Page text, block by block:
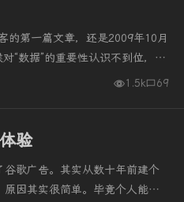
的第一篇文章，还是2009年10月
“数据”的重要性认识不到位，丢
十六年...
1.5k 69
验
歌广告。其实从数十年前建个
因其实很简单。毕竟个人能力